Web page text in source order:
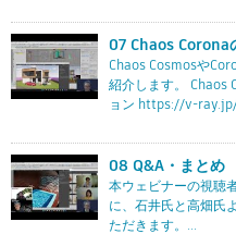
07 Chaos Corona
Chaos Cosmosや
紹介します。 Chaos
ョン https://v-
08 Q&A・まとめ
本ウェビナーの視聴
に、石井氏と高畑氏
ただきます。...